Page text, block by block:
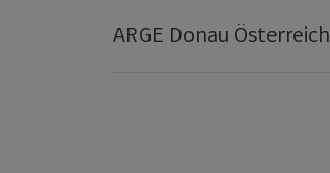
ARGE Donau Österreich